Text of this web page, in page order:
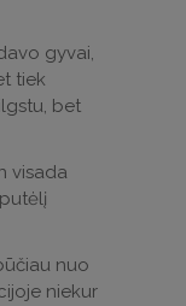
gyvai,
tiek
bet
visada
nuo
niekur